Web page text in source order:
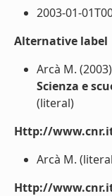
2003-01-
Alternative label
Arcà M. (2003)
Scienza e
(literal)
Http://
Arcà M.
Http://